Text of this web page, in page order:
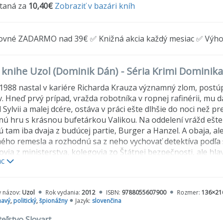
za 10,40€ Zobraziť v bazári kníh
ZADARMO nad 39€ ✅ Knižná akcia každý mesiac ✅
knihe Uzol (Dominik Dán) - Séria Krimi
nastal v kariére Richarda Krauza významný zlom,
Hneď prvý prípad, vražda robotníka v ropnej rafinérii, mu
Sylvii a malej dcére, ostáva v práci ešte dlhšie do noci než
hru s krásnou bufetárkou Valikou. Na oddelení vrážd
tam iba dvaja z budúcej partie, Burger a Hanzel. A obaja,
remesla a rozhodnú sa z neho vychovať detektíva
z ministerstva, kolegovia zo Štátnej bezpečnosti, ale
do naozaj bizarného prostredia medzi ostnaté drôty
za život musí popasovať každý ozajstný muž...
Dána
názov: Uzol Rok vydania: 2012 ISBN: 9788055607900 Rozmer:
, politický,špionážny Jazyk: slovenčina